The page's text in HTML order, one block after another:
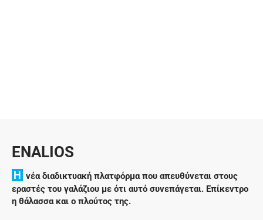
ENALIOS
H νέα διαδικτυακή πλατφόρμα που απευθύνεται στους
εραστές του γαλάζιου με ότι αυτό συνεπάγεται. Επίκεντρο
η θάλασσα και ο πλούτος της.